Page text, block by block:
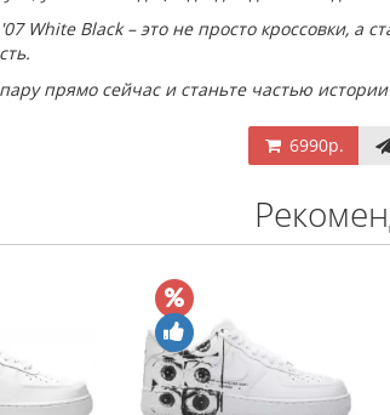
White Black – это не просто кроссовки, а
прямо сейчас и станьте частью
6990р.